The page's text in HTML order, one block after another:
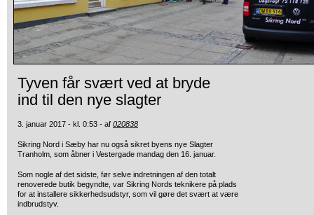
Tyven får svært ved at bryde
ind til den nye slagter
3. januar 2017 - kl. 0:53 - af 020838
Sikring Nord i Sæby har nu også sikret byens nye Slagter
Tranholm, som åbner i Vestergade mandag den 16. januar.
Som nogle af det sidste, før selve indretningen af den totalt
renoverede butik begyndte, var Sikring Nords teknikere på plads
for at installere sikkerhedsudstyr, som vil gøre det svært at være
indbrudstyv.